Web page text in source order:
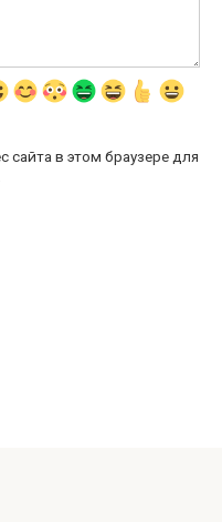
сайта в этом браузере для